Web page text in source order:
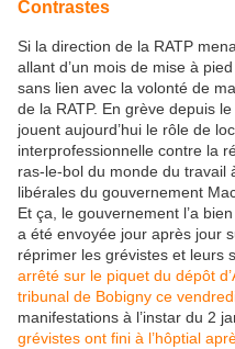
Contrastes
Si la direction de la RATP
allant d’un mois de mise à
sans lien avec la volonté de
de la RATP. En grève depuis
jouent aujourd’hui le rôle de
interprofessionnelle contre la
ras-le-bol du monde du travail
libérales du gouvernement
Et ça, le gouvernement l’a
a été envoyée jour après jour
réprimer les grévistes et leurs
arrêté sur le piquet du dépôt
tribunal de Bobigny ce
manifestations à l’instar du 2
grévistes ont fini à l’hôptial